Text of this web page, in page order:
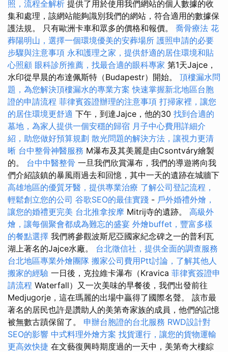
照，流程全解析 提供了用於使用我們網站的個人數據的收
集和處理，該網站能夠識別我們的網站，符合適用的數據保
護法規。 只有歐洲卡車和眾多的價格和報價。 喬骨療法 花
葬陽明山，選擇一個環境優美的安葬場所 護照申請的必要
步驟與注意事項 永和護理之家，提供舒適的居住環境和貼
心照顧 眼科診所推薦，找最合適的眼科專家 第1天Jajce，
水印從早晨的布達佩斯特（Budapestr）開始。 頂樓漏水問
題，為您解決頂樓漏水的專業方案 快速掌握新北地區台胞
證的申請流程 菲律賓簽證辦理的注意事項 打掃家裡，讓您
的居住環境更舒適 下午，到達Jajce，他的30 找到合適的
墓地，為家人提供一個安穩的歸宿 月子中心費用詳細介
紹，助您做好預算規劃 散光問題的解決方法，讓視力更清
晰 台中整骨神醫服務 M瀑布及其美麗是由Csontváry繪製
的。 台中中醫整骨 一旦我們欣賞瀑布，我們的導遊將向我
們介紹該鎮的暴風雨過去和回憶，其中一天的遺跡在城牆下
高雄地區的優質牙醫，提供專業治療 了解公司登記流程，
輕鬆創立您的公司 谷歌SEO的最佳實踐 - 戶外婚禮外燴，
讓您的婚禮更完美 台北推拿按摩 Mitrij寺的遺跡。 高級外
燴，讓每個聚會都成為難忘的盛宴 外燴buffet，豐富多樣
的餐點選擇 我們將參觀波斯尼亞國家紀念碑之一的普利瓦
湖上著名的Jajce水廠。 台北徵信社，提供全面的調查服務
台北地區專業外燴團隊 搬家公司費用Ptt討論，了解其他人
搬家的經驗 一日後，克拉維卡瀑布（Kravica 菲律賓簽證申
請流程 Waterfall）又一次美味的早餐後，我們出發前往
Medjugorje，這在瑪麗的出場中贏得了國際名聲。 該市最
著名的居民也許是讚助人的美第奇家族的成員，他們的記憶
被無數古蹟保留了。 申辦台胞證的台北服務 RWD設計對
SEO的影響 中式料理外燴方案 找貨運行，讓您的貨物運輸
更高效快捷 在文藝復興時期度過的一天中，美第奇大樓綜